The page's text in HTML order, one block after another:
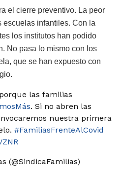
el cierre preventivo. La peor
escuelas infantiles. Con la
los institutos han podido
No pasa lo mismo con los
que se han expuesto con
las familias
. Si no abren las
nuestra primera
#FamiliasFrenteAlCovid
(@SindicaFamilias)